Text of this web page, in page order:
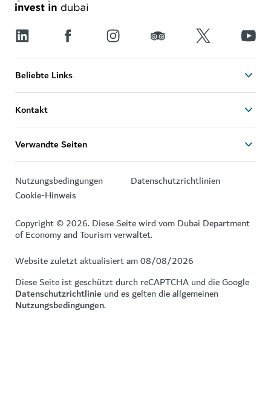
Beliebte Links
Kontakt
Verwandte Seiten
Nutzungsbedingungen
Datenschutzrichtlinien
Cookie-Hinweis
Copyright © 2026. Diese Seite wird vom Dubai Department
of Economy and Tourism verwaltet.
Website zuletzt aktualisiert am 08/08/2026
Diese Seite ist geschützt durch reCAPTCHA und die Google
Datenschutzrichtlinie und es gelten die allgemeinen
Nutzungsbedingungen.